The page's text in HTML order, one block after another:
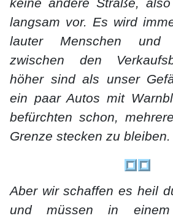
keine andere Straße,
langsam vor. Es wird
lauter Menschen und
zwischen den
höher sind als unser
ein paar Autos mit
befürchten schon,
Grenze stecken zu bleiben.
Aber wir schaffen es heil
und müssen in